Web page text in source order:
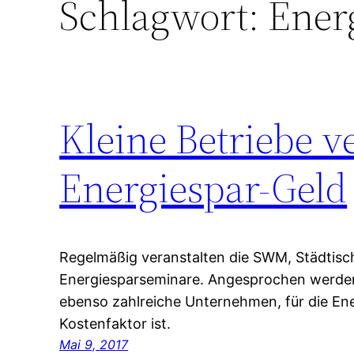
Schlagwort:
Kleine Betriebe
Energiespar-Geld
Regelmäßig veranstalten die SWM,
Energiesparseminare. Angesprochen
ebenso zahlreiche Unternehmen, für die
Kostenfaktor ist.
Mai 9, 2017